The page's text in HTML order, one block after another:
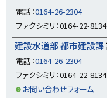
電話：0164-26-2304
ファクシミリ：0164-22-8134
建設水道部 都市建設課
電話：0164-26-2304
ファクシミリ：0164-22-8134
お問い合わせフォーム